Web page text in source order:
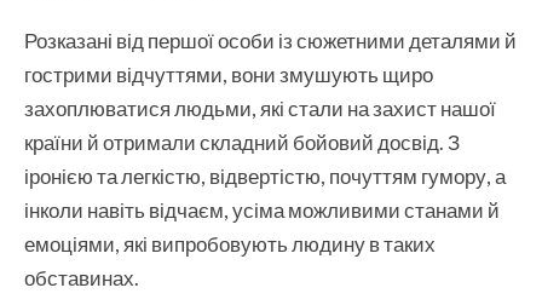
Розказані від першої особи із сюжетними деталями й
гострими відчуттями, вони змушують щиро
захоплюватися людьми, які стали на захист нашої
країни й отримали складний бойовий досвід. З
іронією та легкістю, відвертістю, почуттям гумору, а
інколи навіть відчаєм, усіма можливими станами й
емоціями, які випробовують людину в таких
обставинах.